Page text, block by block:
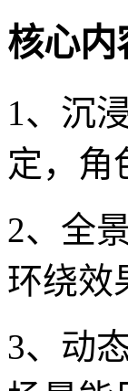
核心内
1、沉
定，角
2、全
环绕效
3、动